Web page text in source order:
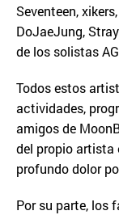
Seventeen,
DoJaeJung,
de los solistas
Todos estos
actividades,
amigos de
del propio artista
profundo dolor
Por su parte, los